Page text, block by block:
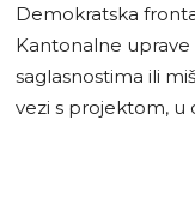
Demokratska
Kantonalne
saglasnostima ili
vezi s projektom, u